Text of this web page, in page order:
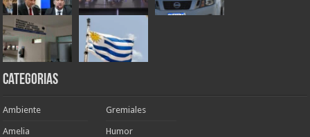
Categorias
Ambiente
Amelia
Gremiales
Humor